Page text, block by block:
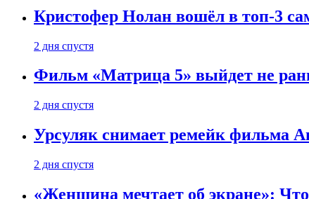
Кристофер Нолан вошёл в топ-3
2 дня спустя
Фильм «Матрица 5» выйдет не
2 дня спустя
Урсуляк снимает ремейк фильма
2 дня спустя
«Женщина мечтает об экране»: